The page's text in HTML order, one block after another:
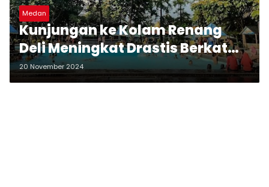
Medan
Kunjungan ke Kolam Renang
Deli Meningkat Drastis Berkat
Pembenahan
20 November 2024